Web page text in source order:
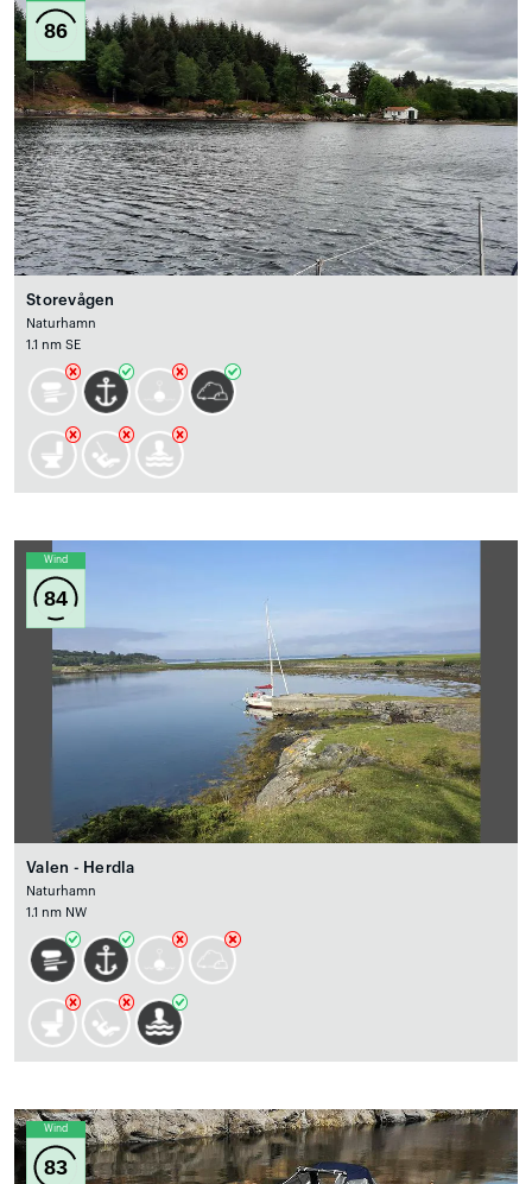
86
Storevågen
Naturhamn
1.1 nm SE
Wind
84
Valen - Herdla
Naturhamn
1.1 nm NW
Wind
83